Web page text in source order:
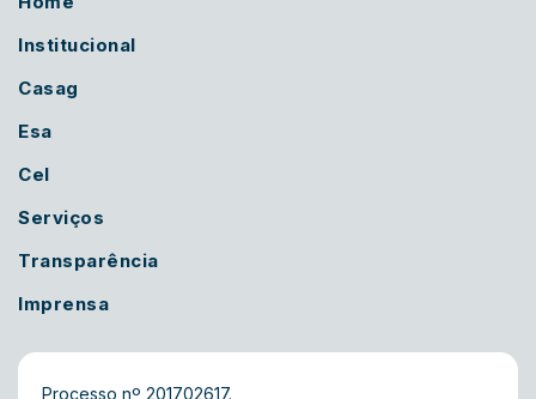
Institucional
Casag
Esa
Cel
Serviços
Transparência
Imprensa
Processo nº 201702617.